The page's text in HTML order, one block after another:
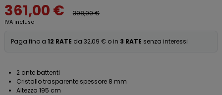
361,00 € 398,00 €
IVA inclusa
Paga fino a 12 RATE da 32,09 € o in 3 RATE senza interessi
2 ante battenti
Cristallo trasparente spessore 8 mm
Altezza 195 cm